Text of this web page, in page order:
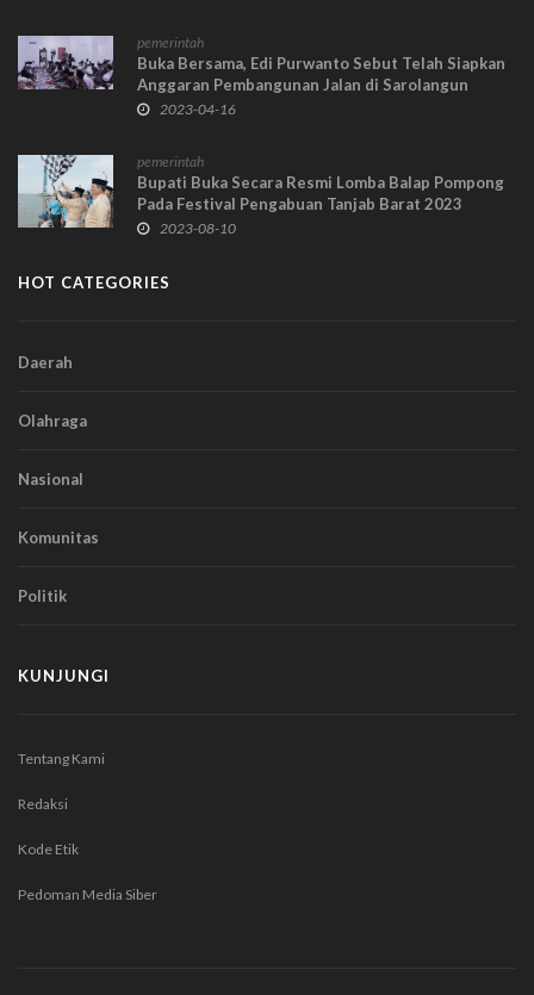
pemerintah
Buka Bersama, Edi Purwanto Sebut Telah Siapkan
Anggaran Pembangunan Jalan di Sarolangun
2023-04-16
pemerintah
Bupati Buka Secara Resmi Lomba Balap Pompong
Pada Festival Pengabuan Tanjab Barat 2023
2023-08-10
HOT CATEGORIES
Daerah
Olahraga
Nasional
Komunitas
Politik
KUNJUNGI
Tentang Kami
Redaksi
Kode Etik
Pedoman Media Siber